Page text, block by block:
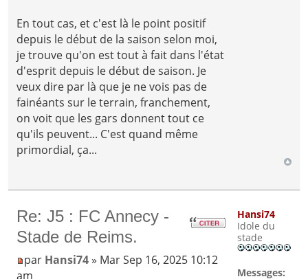
En tout cas, et c'est là le point positif
depuis le début de la saison selon moi,
je trouve qu'on est tout à fait dans l'état
d'esprit depuis le début de saison. Je
veux dire par là que je ne vois pas de
fainéants sur le terrain, franchement,
on voit que les gars donnent tout ce
qu'ils peuvent... C'est quand même
primordial, ça...
Re: J5 : FC Annecy -
Stade de Reims.
par Hansi74» Mar Sep 16, 2025 10:12
am
Hansi74
Idole du
stade
Messages: